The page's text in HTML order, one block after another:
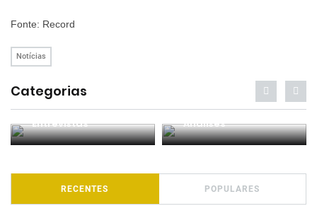
Fonte: Record
Notícias
Categorias
Entrevistas Análises
RECENTES POPULARES